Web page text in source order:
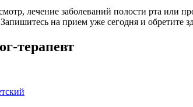
лечение заболеваний полости рта или
на прием уже сегодня и обретите
терапевт